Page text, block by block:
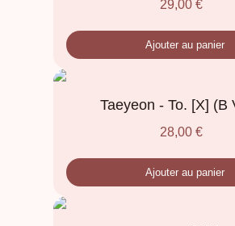
29,00 €
Ajouter au panier
Taeyeon - To. [X] (B
28,00 €
Ajouter au panier